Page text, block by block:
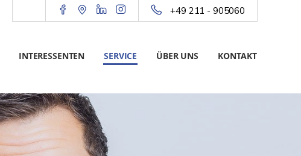
+49 211 - 905060
INTERESSENTEN SERVICE ÜBER UNS KONTAKT